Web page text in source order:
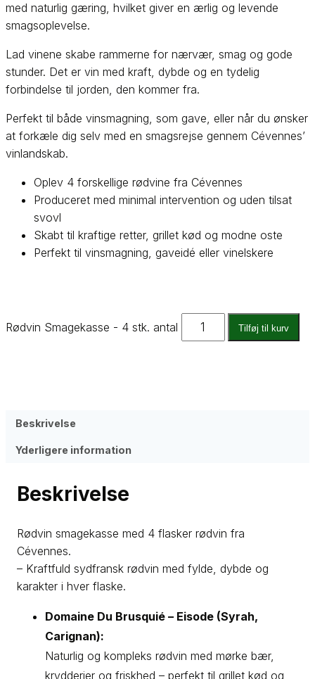
med naturlig gæring, hvilket giver en ærlig og levende
smagsoplevelse.
Lad vinene skabe rammerne for nærvær, smag og gode
stunder. Det er vin med kraft, dybde og en tydelig
forbindelse til jorden, den kommer fra.
Perfekt til både vinsmagning, som gave, eller når du ønsker
at forkæle dig selv med en smagsrejse gennem Cévennes’
vinlandskab.
Oplev 4 forskellige rødvine fra Cévennes
Produceret med minimal intervention og uden tilsat
svovl
Skabt til kraftige retter, grillet kød og modne oste
Perfekt til vinsmagning, gaveidé eller vinelskere
Rødvin Smagekasse - 4 stk. antal Tilføj til kurv
Beskrivelse
Yderligere information
Beskrivelse
Rødvin smagekasse med 4 flasker rødvin fra
Cévennes.
– Kraftfuld sydfransk rødvin med fylde, dybde og
karakter i hver flaske.
Domaine Du Brusquié – Eisode (Syrah,
Carignan):
Naturlig og kompleks rødvin med mørke bær,
krydderier og friskhed – perfekt til grillet kød og